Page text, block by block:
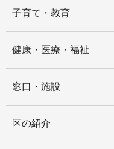
子育て・教育
健康・医療・福祉
窓口・施設
区の紹介